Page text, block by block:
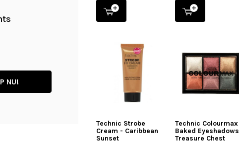
NU!
Technic Strobe
Cream - Caribbean
Sunset
Technic Colourmax
Baked Eyeshadows
Treasure Chest